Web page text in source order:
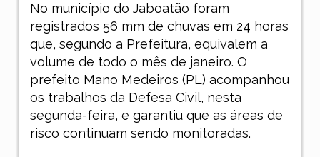
No município do Jaboatão foram
registrados 56 mm de chuvas em 24 horas
que, segundo a Prefeitura, equivalem a
volume de todo o mês de janeiro. O
prefeito Mano Medeiros (PL) acompanhou
os trabalhos da Defesa Civil, nesta
segunda-feira, e garantiu que as áreas de
risco continuam sendo monitoradas.